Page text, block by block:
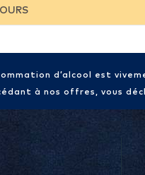
d’alcool est
à nos offres, vous